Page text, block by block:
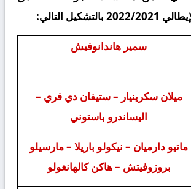
التالي:
سمير هاندانوفيش
ميلان سكرينيار – ستيفان دي فري –
اليساندرو باستوني
ماتيو دارميان – نيكولو باريلا – مارسيلو
بروزوفيتش – هاكن كالهانغولو